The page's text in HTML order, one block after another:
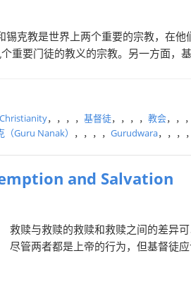
锡克教是世界上两个重要的宗教，在
个重要门徒的教义的宗教。另一方面，
Christianity，，，， 基督徒，，，， 教会，，
Guru Nanak） ，，，， Gurudwara，，，
and Salvation
救赎与救赎的救赎和救赎之间的差异
尽管两者都是上帝的行为，但基督徒